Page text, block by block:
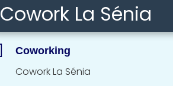
Cowork La Sénia
Coworking
Cowork La Sénia